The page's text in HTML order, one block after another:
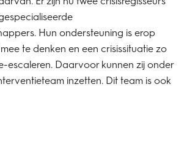
Hun ondersteuning is erop
te denken en een crisissituatie zo
escaleren. Daarvoor kunnen zij onder
inzetten. Dit team is ook